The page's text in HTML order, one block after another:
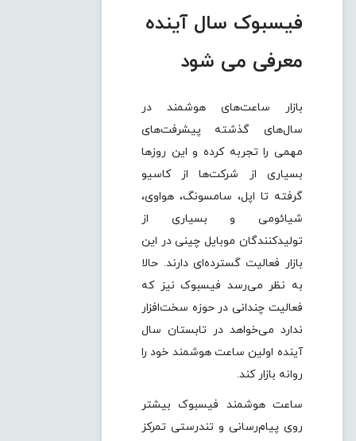
فیسبوک سال آینده
معرفی می شود
بازار ساعت‌های هوشمند در
سال‌های گذشته پیشرفت‌های
مهمی را تجربه کرده و این روزها
بسیاری از شرکت‌ها از کاسیو
گرفته تا اپل، سامسونگ، هواوی،
شیائومی و بسیاری از
تولیدکنندگان موبایل چینی در این
بازار فعالیت گسترده‌ای دارند. حالا
به نظر می‌رسد فیسبوک نیز که
فعالیت چندانی در حوزه سخت‌افزار
ندارد می‌خواهد در تابستان سال
آینده اولین ساعت هوشمند خود را
روانه بازار کند.
ساعت هوشمند فیسبوک بیشتر
روی پیام‌رسانی و تندرستی تمرکز